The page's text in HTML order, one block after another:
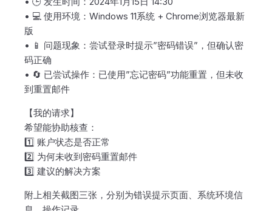
• 💻 使用环境：Windows 11系统 + Chrome浏览器最新
版
• 📱 问题现象：尝试登录时提示”密码错误”，但确认密
码正确
• 🔄 已尝试操作：已使用”忘记密码”功能重置，但未收
到重置邮件
【我的请求】
希望能协助核查：
1️⃣ 账户状态是否正常
2️⃣ 为何未收到密码重置邮件
3️⃣ 建议的解决方案
附上相关截图三张，分别为错误提示页面、系统环境信